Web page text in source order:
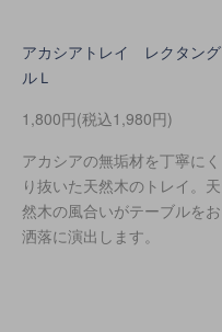
アカシアトレイ レクタング
ルＬ
1,800円(税込1,980円)
アカシアの無垢材を丁寧にく
り抜いた天然木のトレイ。天
然木の風合いがテーブルをお
洒落に演出します。